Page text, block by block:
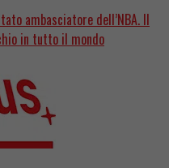
ambasciatore dell’NBA. Il
in tutto il mondo